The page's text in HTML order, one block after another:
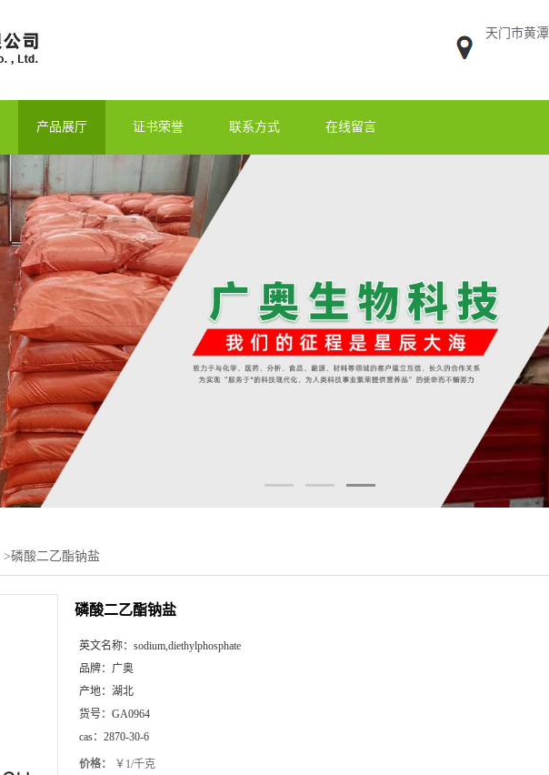
天门市黄
产品展厅 证书荣誉 联系方式 在线留言
>磷酸二乙酯钠盐
磷酸二乙酯钠盐
英文名称： sodium,diethylphosphate
品牌： 广奥
产地： 湖北
货号： GA0964
cas： 2870-30-6
价格： ￥1/千克